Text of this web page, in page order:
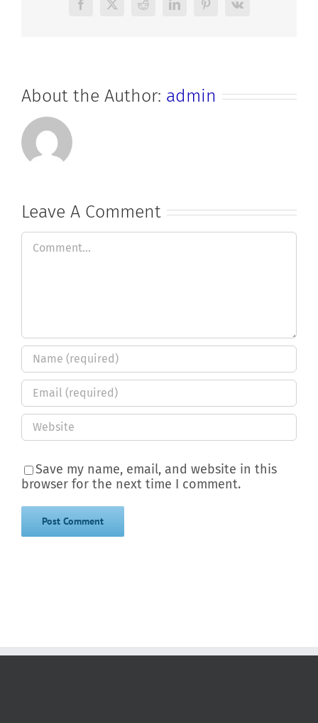
Facebook
X RedditLinkedInPinterest
Vk
About the Author: admin
Leave A Comment
Comment
Save my name, email, and website in this
browser for the next time I comment.